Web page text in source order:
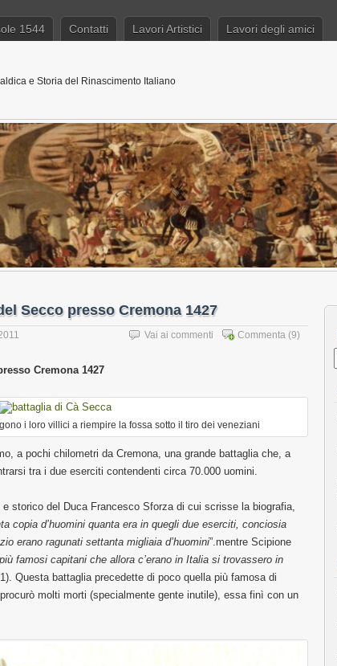
1544 Contatti Lavori Artistici Lavori degli amici
e Storia del Rinascimento Italiano
Secco presso Cremona 1427
Commenta (9)
Vai ai commenti
Cremona 1427
i loro villici a riempire la fossa sotto il tiro dei veneziani
a pochi chilometri da Cremona, una grande battaglia che, a
tra i due eserciti contendenti circa 70.000 uomini.
storico del Duca Francesco Sforza di cui scrisse la biografia,
copia d’huomini quanta era in quegli due eserciti, conciosia
erano ragunati settanta migliaia d’huomini”.mentre Scipione
famosi capitani che allora c’erano in Italia si trovassero in
Questa battaglia precedette di poco quella più famosa di
molti morti (specialmente gente inutile), essa finì con un